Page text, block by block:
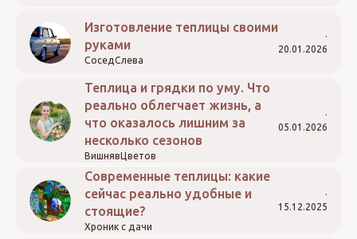
Изготовление теплицы своими
руками
СоседСлева
20.01.2026
Теплица и грядки по уму. Что
реально облегчает жизнь, а
что оказалось лишним за
несколько сезонов
ВишнявЦветов
05.01.2026
Современные теплицы: какие
сейчас реально удобные и
стоящие?
Хроник с дачи
15.12.2025